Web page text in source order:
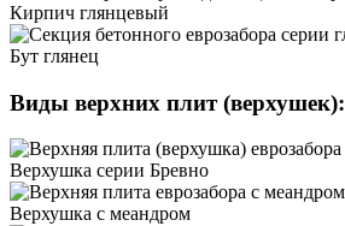
Кирпич глянцевый
Бут глянец
Виды верхних плит (верхушек):
Верхушка серии Бревно
Верхушка с меандром